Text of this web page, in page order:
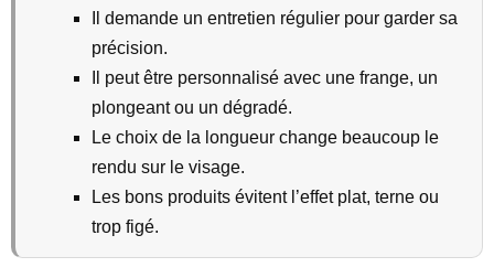
Il demande un entretien régulier pour garder sa
précision.
Il peut être personnalisé avec une frange, un
plongeant ou un dégradé.
Le choix de la longueur change beaucoup le
rendu sur le visage.
Les bons produits évitent l’effet plat, terne ou
trop figé.